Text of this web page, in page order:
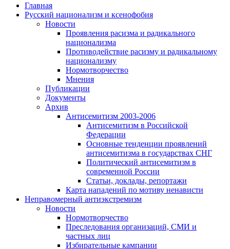
Главная
Русский национализм и ксенофобия
Новости
Проявления расизма и радикального
национализма
Противодействие расизму и радикальному
национализму
Нормотворчество
Мнения
Публикации
Документы
Архив
Антисемитизм 2003-2006
Антисемитизм в Российской
Федерации
Основные тенденции проявлений
антисемитизма в государствах СНГ
Политический антисемитизм в
современной России
Статьи, доклады, репортажи
Карта нападений по мотиву ненависти
Неправомерный антиэкстремизм
Новости
Нормотворчество
Преследования организаций, СМИ и
частных лиц
Избирательные кампании